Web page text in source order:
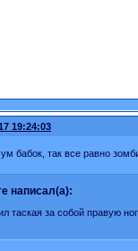
19:24:03
бабок, так все равно
написал(а):
таская за собой правую